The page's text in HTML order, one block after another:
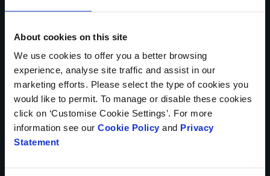
About cookies on this site
We use cookies to offer you a better browsing
experience, analyse site traffic and assist in our
marketing efforts. Please select the type of cookies you
would like to permit. To manage or disable these cookies
click on ‘Customise Cookie Settings’. For more
information see our Cookie Policy and Privacy
Statement
Cargar archivo
Se pueden cargar hasta 5 de archivos. Máximo (5MB) por